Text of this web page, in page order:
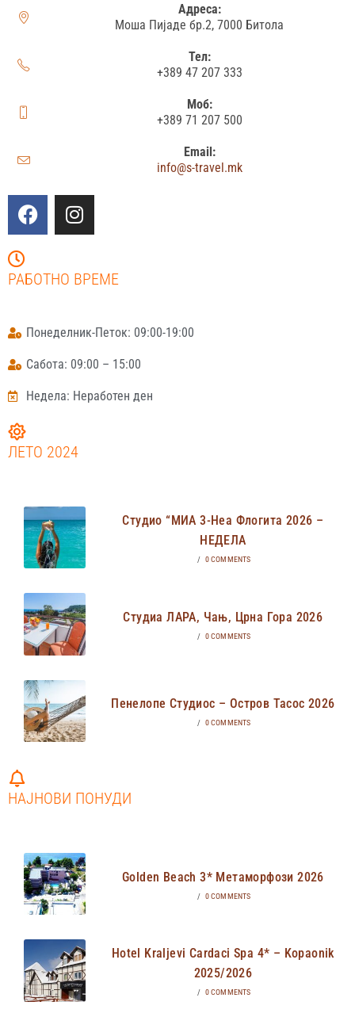
Адреса:
Моша Пијаде бр.2, 7000 Битола
Тел:
+389 47 207 333
Моб:
+389 71 207 500
Email:
info@s-travel.mk
РАБОТНО ВРЕМЕ
Понеделник-Петок: 09:00-19:00
Сабота: 09:00 – 15:00
Недела: Неработен ден
ЛЕТО 2024
Студио “МИА 3-Неа Флогита 2026 –
НЕДЕЛА
/ 0 COMMENTS
Студиа ЛАРА, Чањ, Црна Гора 2026
/ 0 COMMENTS
Пенелопе Студиос – Остров Тасос 2026
/ 0 COMMENTS
НАЈНОВИ ПОНУДИ
Golden Beach 3* Метаморфози 2026
/ 0 COMMENTS
Hotel Kraljevi Cardaci Spa 4* – Kopaonik
2025/2026
/ 0 COMMENTS